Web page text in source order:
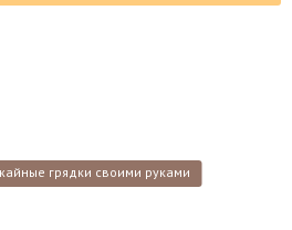
грядки своими руками